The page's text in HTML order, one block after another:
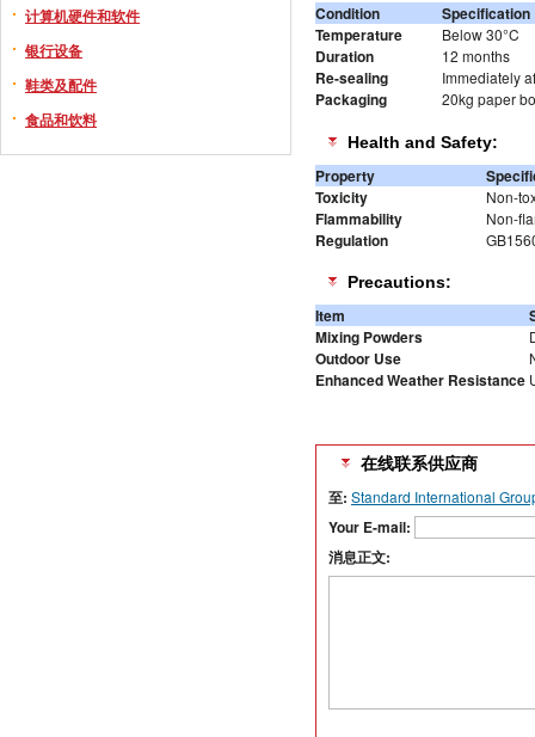
计算机硬件和软件
银行设备
鞋类及配件
食品和饮料
Condition
Specification
Temperature
Below 30°C
Duration 12 months
Re-sealing Immediately
Packaging 20kg paper
Health and Safety:
Property
Toxicity
Non-
Flammability Non-
Regulation
Precautions:
Item
Mixing Powders
Outdoor Use
Enhanced Weather Resistance
在线联系供应商
至: Standard International
Your E-mail:
消息正文: